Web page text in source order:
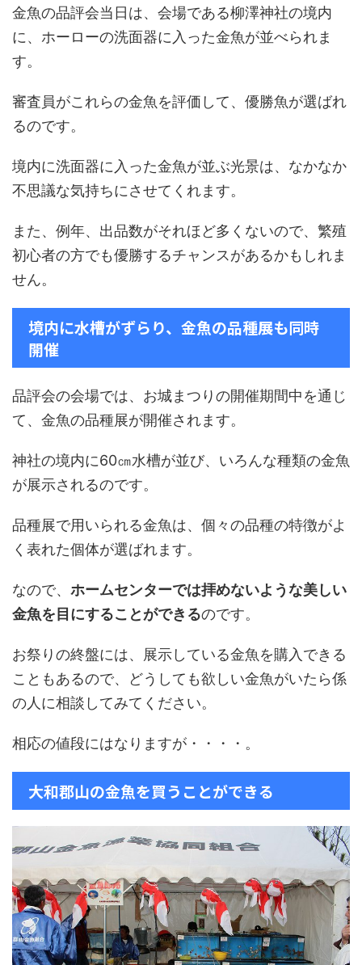
金魚の品評会当日は、会場である柳澤神社の境内
に、ホーローの洗面器に入った金魚が並べられま
す。
審査員がこれらの金魚を評価して、優勝魚が選ばれ
るのです。
境内に洗面器に入った金魚が並ぶ光景は、なかなか
不思議な気持ちにさせてくれます。
また、例年、出品数がそれほど多くないので、繁殖
初心者の方でも優勝するチャンスがあるかもしれま
せん。
境内に水槽がずらり、金魚の品種展も同時
開催
品評会の会場では、お城まつりの開催期間中を通じ
て、金魚の品種展が開催されます。
神社の境内に60㎝水槽が並び、いろんな種類の金魚
が展示されるのです。
品種展で用いられる金魚は、個々の品種の特徴がよ
く表れた個体が選ばれます。
なので、 ホームセンターでは拝めないような美しい
金魚を目にすることができるのです。
お祭りの終盤には、展示している金魚を購入できる
こともあるので、どうしても欲しい金魚がいたら係
の人に相談してみてください。
相応の値段にはなりますが・・・・。
大和郡山の金魚を買うことができる